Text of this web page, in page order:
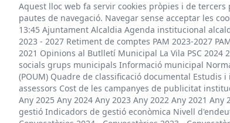
Aquest lloc web fa servir cookies pròpies i de
pautes de navegació. Navegar sense acceptar les
13:45 Ajuntament Alcaldia Agenda institucional
2023 - 2027 Retiment de comptes PAM 2023-2027
2021 Opinions al Butlletí Municipal La Vila PSC 2024
socials grups municipals Informació municipal
(POUM) Quadre de classificació documental
assessors Cost de les campanyes de publicitat
Any 2025 Any 2024 Any 2023 Any 2022 Any 2021
gestió Indicadors de gestió econòmica Nivell